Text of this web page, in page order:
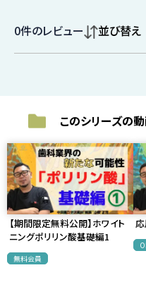
0件のレビュー 並び替え
このシリーズの
【期間限定無料公開】ホワイト
ニングポリリン酸基礎編1
無料会員